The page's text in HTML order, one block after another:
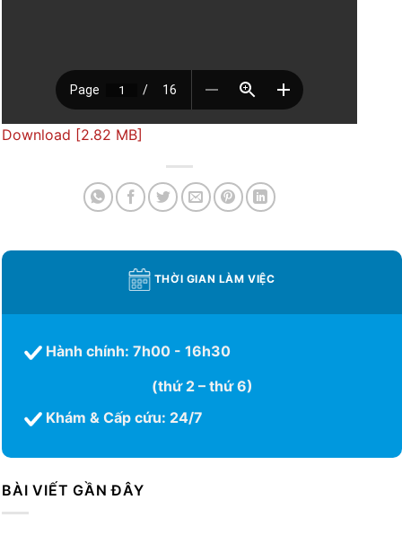
Download [2.82 MB]
THỜI GIAN LÀM VIỆC
Hành chính: 7h00 - 16h30
(thứ 2 – thứ 6)
Khám & Cấp cứu: 24/7
BÀI VIẾT GẦN ĐÂY